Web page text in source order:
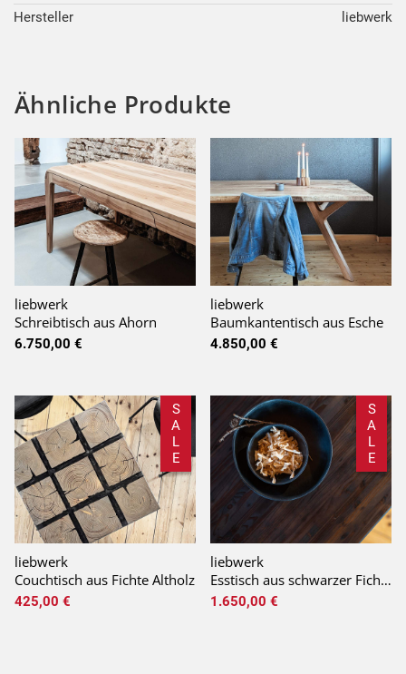
Hersteller
liebwerk
Ähnliche Produkte
liebwerk
Schreibtisch aus Ahorn
6.750,00 €
liebwerk
Baumkantentisch aus Esche
4.850,00 €
S
A
L
E
liebwerk
Couchtisch aus Fichte Altholz
425,00 €
S
A
L
E
liebwerk
Esstisch aus schwarzer Fichte
1.650,00 €